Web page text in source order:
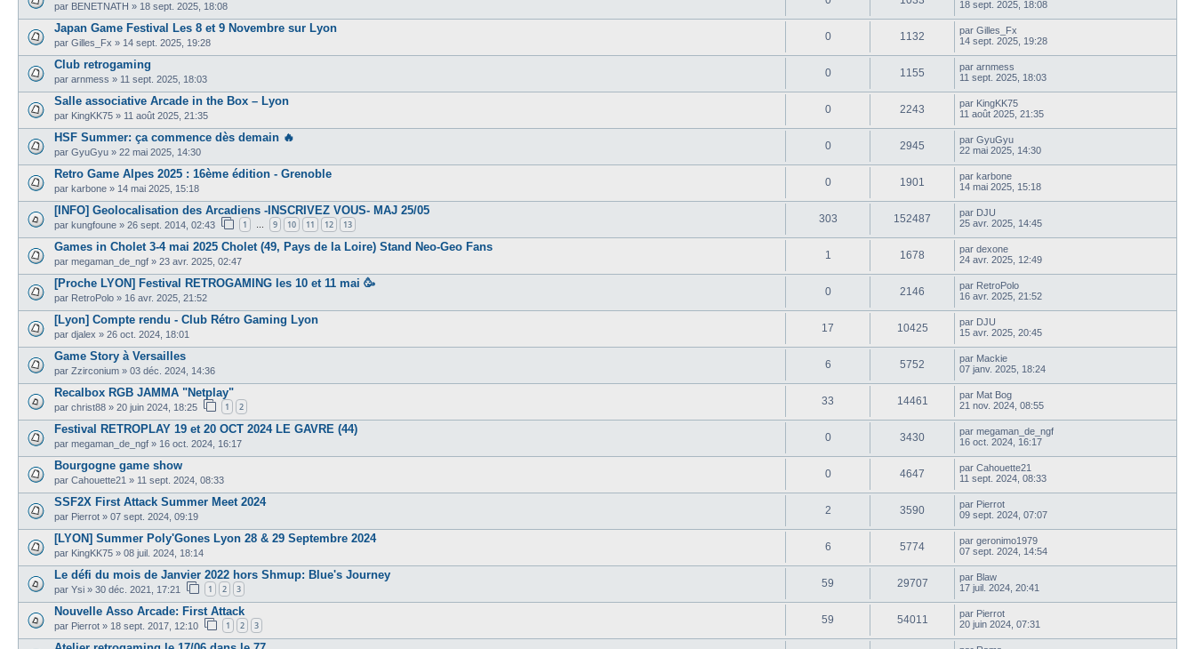
par BENETNATH » 18 sept. 2025, 18:08
18 sept. 2025, 18:08
Japan Game Festival Les 8 et 9 Novembre sur Lyon
par Gilles_Fx » 14 sept. 2025, 19:28
0 1132 par Gilles_Fx
14 sept. 2025, 19:28
Club retrogaming
par arnmess » 11 sept. 2025, 18:03
0 1155 par arnmess
11 sept. 2025, 18:03
Salle associative Arcade in the Box – Lyon
par KingKK75 » 11 août 2025, 21:35
0 2243 par KingKK75
11 août 2025, 21:35
HSF Summer: ça commence dès demain 🔥
par GyuGyu » 22 mai 2025, 14:30
0 2945 par GyuGyu
22 mai 2025, 14:30
Retro Game Alpes 2025 : 16ème édition - Grenoble
par karbone » 14 mai 2025, 15:18
0 1901 par karbone
14 mai 2025, 15:18
[INFO] Geolocalisation des Arcadiens -INSCRIVEZ VOUS- MAJ 25/05
par kungfoune » 26 sept. 2014, 02:43 1 … 9 10 11 12 13 303 152487 par DJU
25 avr. 2025, 14:45
Games in Cholet 3-4 mai 2025 Cholet (49, Pays de la Loire) Stand Neo-Geo Fans
par megaman_de_ngf » 23 avr. 2025, 02:47
1 1678 par dexone
24 avr. 2025, 12:49
[Proche LYON] Festival RETROGAMING les 10 et 11 mai 🥳
par RetroPolo » 16 avr. 2025, 21:52
0 2146 par RetroPolo
16 avr. 2025, 21:52
[Lyon] Compte rendu - Club Rétro Gaming Lyon
par djalex » 26 oct. 2024, 18:01
17 10425 par DJU
15 avr. 2025, 20:45
Game Story à Versailles
par Zzirconium » 03 déc. 2024, 14:36
6 5752 par Mackie
07 janv. 2025, 18:24
Recalbox RGB JAMMA "Netplay"
par christ88 » 20 juin 2024, 18:25 1 2 33 14461 par Mat Bog
21 nov. 2024, 08:55
Festival RETROPLAY 19 et 20 OCT 2024 LE GAVRE (44)
par megaman_de_ngf » 16 oct. 2024, 16:17
0 3430 par megaman_de_ngf
16 oct. 2024, 16:17
Bourgogne game show
par Cahouette21 » 11 sept. 2024, 08:33
0 4647 par Cahouette21
11 sept. 2024, 08:33
SSF2X First Attack Summer Meet 2024
par Pierrot » 07 sept. 2024, 09:19
2 3590 par Pierrot
09 sept. 2024, 07:07
[LYON] Summer Poly'Gones Lyon 28 & 29 Septembre 2024
par KingKK75 » 08 juil. 2024, 18:14
6 5774 par geronimo1979
07 sept. 2024, 14:54
Le défi du mois de Janvier 2022 hors Shmup: Blue's Journey
par Ysi » 30 déc. 2021, 17:21 1 2 3 59 29707 par Blaw
17 juil. 2024, 20:41
Nouvelle Asso Arcade: First Attack
par Pierrot » 18 sept. 2017, 12:10 1 2 3 59 54011 par Pierrot
20 juin 2024, 07:31